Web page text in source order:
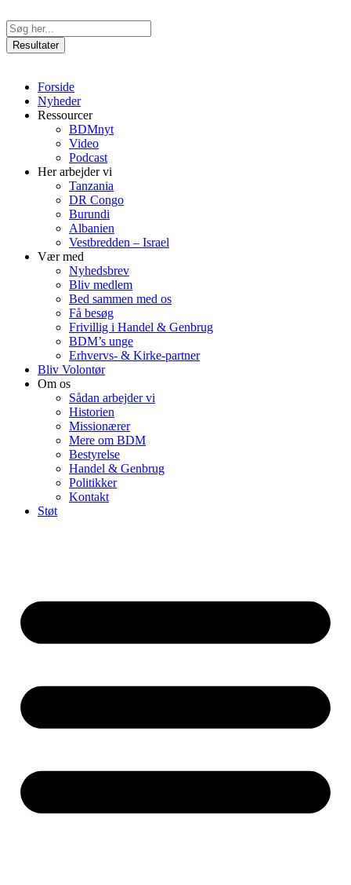
til
indhold
Search
...Resultater
Forside
Nyheder
Ressourcer
BDMnyt
Video
Podcast
Her arbejder vi
Tanzania
DR Congo
Burundi
Albanien
Vestbredden – Israel
Vær med
Nyhedsbrev
Bliv medlem
Bed sammen med os
Få besøg
Frivillig i Handel & Genbrug
BDM’s unge
Erhvervs- & Kirke-partner
Bliv Volontør
Om os
Sådan arbejder vi
Historien
Missionærer
Mere om BDM
Bestyrelse
Handel & Genbrug
Politikker
Kontakt
Støt